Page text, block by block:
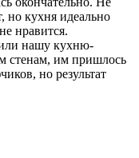
но кухня идеально
нравится.
нашу кухню-
стенам, им пришлось
но результат